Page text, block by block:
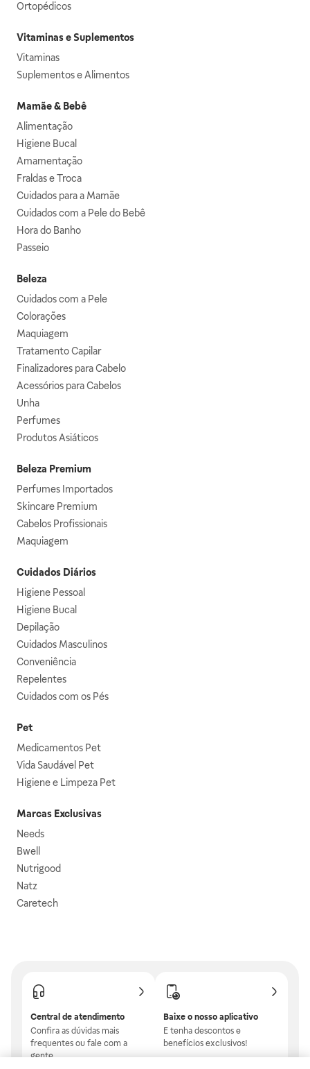
Ortopédicos
Vitaminas e Suplementos
Vitaminas
Suplementos e Alimentos
Mamãe & Bebê
Alimentação
Higiene Bucal
Amamentação
Fraldas e Troca
Cuidados para a Mamãe
Cuidados com a Pele do Bebê
Hora do Banho
Passeio
Beleza
Cuidados com a Pele
Colorações
Maquiagem
Tratamento Capilar
Finalizadores para Cabelo
Acessórios para Cabelos
Unha
Perfumes
Produtos Asiáticos
Beleza Premium
Perfumes Importados
Skincare Premium
Cabelos Profissionais
Maquiagem
Cuidados Diários
Higiene Pessoal
Higiene Bucal
Depilação
Cuidados Masculinos
Conveniência
Repelentes
Cuidados com os Pés
Pet
Medicamentos Pet
Vida Saudável Pet
Higiene e Limpeza Pet
Marcas Exclusivas
Needs
Bwell
Nutrigood
Natz
Caretech
Central de atendimento
Confira as dúvidas mais
frequentes ou fale com a
gente.
Baixe o nosso aplicativo
E tenha descontos e
benefícios exclusivos!